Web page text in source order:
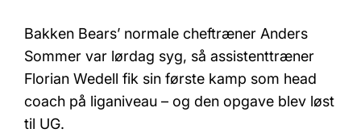
Bakken Bears’ normale cheftræner Anders
Sommer var lørdag syg, så assistenttræner
Florian Wedell fik sin første kamp som head
coach på liganiveau – og den opgave blev løst
til UG.